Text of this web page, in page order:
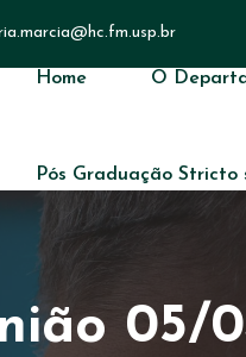
Home O
Pós Graduação Stricto
05/